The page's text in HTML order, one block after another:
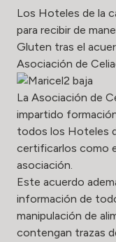
Los Hoteles de la
para recibir de
Gluten tras el
Asociación de
La Asociación de
impartido
todos los Hoteles
certificarlos como
asociación.
Este acuerdo
información de
manipulación de
contengan trazas